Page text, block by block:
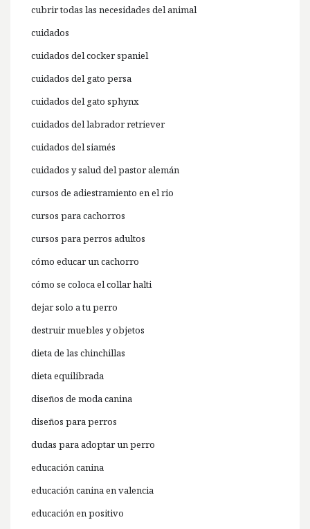
cubrir todas las necesidades del animal
cuidados
cuidados del cocker spaniel
cuidados del gato persa
cuidados del gato sphynx
cuidados del labrador retriever
cuidados del siamés
cuidados y salud del pastor alemán
cursos de adiestramiento en el rio
cursos para cachorros
cursos para perros adultos
cómo educar un cachorro
cómo se coloca el collar halti
dejar solo a tu perro
destruir muebles y objetos
dieta de las chinchillas
dieta equilibrada
diseños de moda canina
diseños para perros
dudas para adoptar un perro
educación canina
educación canina en valencia
educación en positivo